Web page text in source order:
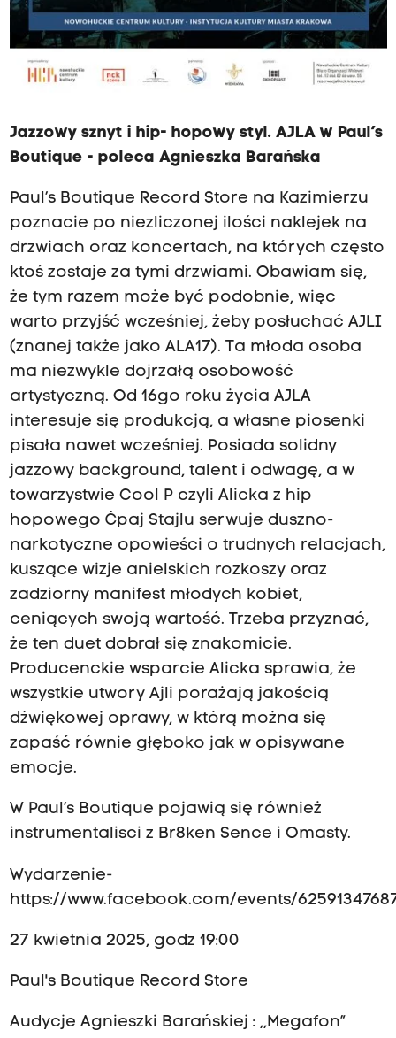
Jazzowy sznyt i hip- hopowy styl. AJLA w Paul’s
Boutique - poleca Agnieszka Barańska
Paul’s Boutique Record Store na Kazimierzu
poznacie po niezliczonej ilości naklejek na
drzwiach oraz koncertach, na których często
ktoś zostaje za tymi drzwiami. Obawiam się,
że tym razem może być podobnie, więc
warto przyjść wcześniej, żeby posłuchać AJLI
(znanej także jako ALA17). Ta młoda osoba
ma niezwykle dojrzałą osobowość
artystyczną. Od 16go roku życia AJLA
interesuje się produkcją, a własne piosenki
pisała nawet wcześniej. Posiada solidny
jazzowy background, talent i odwagę, a w
towarzystwie Cool P czyli Alicka z hip
hopowego Ćpaj Stajlu serwuje duszno-
narkotyczne opowieści o trudnych relacjach,
kuszące wizje anielskich rozkoszy oraz
zadziorny manifest młodych kobiet,
ceniących swoją wartość. Trzeba przyznać,
że ten duet dobrał się znakomicie.
Producenckie wsparcie Alicka sprawia, że
wszystkie utwory Ajli porażają jakością
dźwiękowej oprawy, w którą można się
zapaść równie głęboko jak w opisywane
emocje.
W Paul’s Boutique pojawią się również
instrumentalisci z Br8ken Sence i Omasty.
Wydarzenie-
https://www.facebook.com/events/
27 kwietnia 2025, godz 19:00
Paul's Boutique Record Store
Audycje Agnieszki Barańskiej : ,,Megafon”